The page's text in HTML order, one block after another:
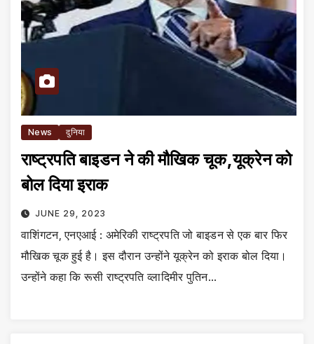
News दुनिया
राष्ट्रपति बाइडन ने की मौखिक चूक,यूक्रेन को
बोल दिया इराक
JUNE 29, 2023
वाशिंगटन, एनएआई : अमेरिकी राष्ट्रपति जो बाइडन से एक बार फिर
मौखिक चूक हुई है। इस दौरान उन्होंने यूक्रेन को इराक बोल दिया।
उन्होंने कहा कि रूसी राष्ट्रपति व्लादिमीर पुतिन…